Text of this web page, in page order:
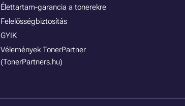
Élettartam-garancia a tonerekre
Felelősségbiztosítás
GYIK
Vélemények TonerPartner
(TonerPartners.hu)